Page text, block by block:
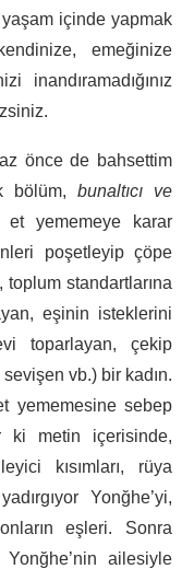
içinde yapmak
emeğinize
inandıramadığınız
önce de bahsettim
bölüm, bunaltıcı ve
et yememeye karar
poşetleyip çöpe
standartlarına
eşinin isteklerini
toparlayan, çekip
vb.) bir kadın.
yememesine sebep
ki metin içerisinde,
kısımları, rüya
Yonğhe’yi,
eşleri. Sonra
ailesiyle